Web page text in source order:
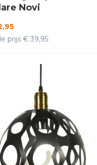
Novi
prijs € 39,95